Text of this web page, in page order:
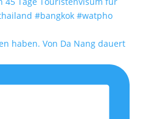
haben. Von Da Nang dauert